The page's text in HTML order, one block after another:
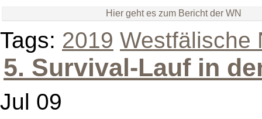
Hier geht es zum Bericht der WN
Tags: 2019 Westfälische
5. Survival-Lauf in
Jul 09